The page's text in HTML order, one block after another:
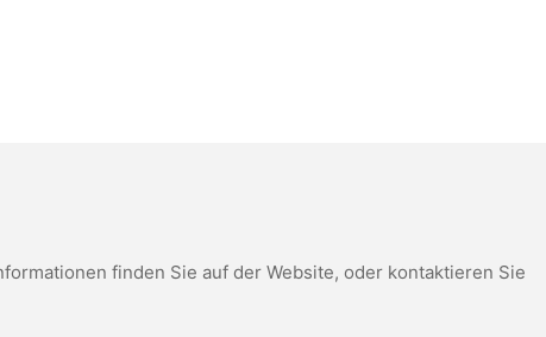
finden Sie auf der Website, oder kontaktieren Sie